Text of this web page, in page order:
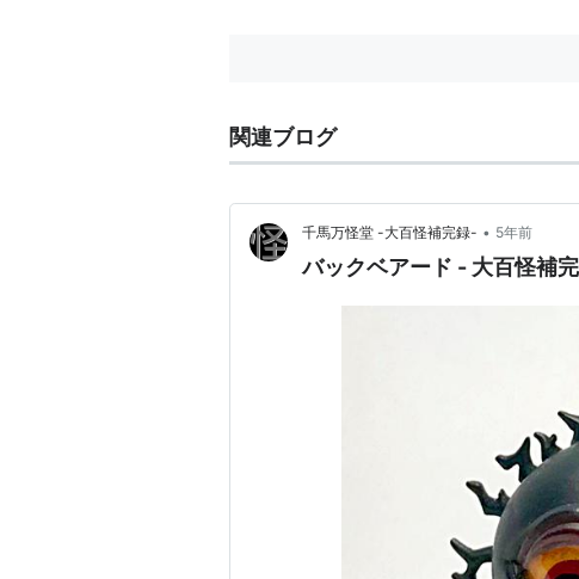
関連ブログ
千馬万怪堂 -大百怪補完録- • 5年前
バックベアード - 大百怪補